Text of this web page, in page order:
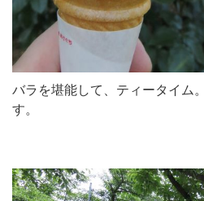
バラを堪能して、ティータイム
す。